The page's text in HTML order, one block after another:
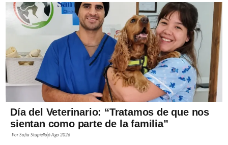
Día del Veterinario: “Tratamos de que nos
sientan como parte de la familia”
PorSofía Stupiello6 Ago 2026